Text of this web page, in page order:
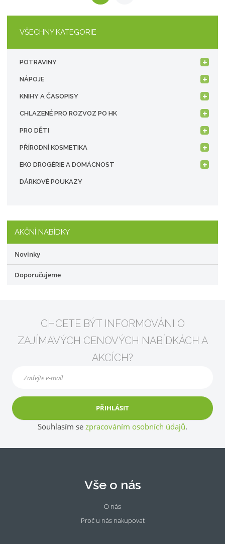
VŠECHNY KATEGORIE
POTRAVINY
NÁPOJE
KNIHY A ČASOPISY
CHLAZENÉ PRO ROZVOZ PO HK
PRO DĚTI
PŘÍRODNÍ KOSMETIKA
EKO DROGÉRIE A DOMÁCNOST
DÁRKOVÉ POUKAZY
AKČNÍ NABÍDKY
Novinky
Doporučujeme
CHCETE BÝT INFORMOVÁNI O
ZAJÍMAVÝCH CENOVÝCH NABÍDKÁCH A
AKCÍCH?
PŘIHLÁSIT
Souhlasím se zpracováním osobních údajů.
Vše o nás
O nás
Proč u nás nakupovat